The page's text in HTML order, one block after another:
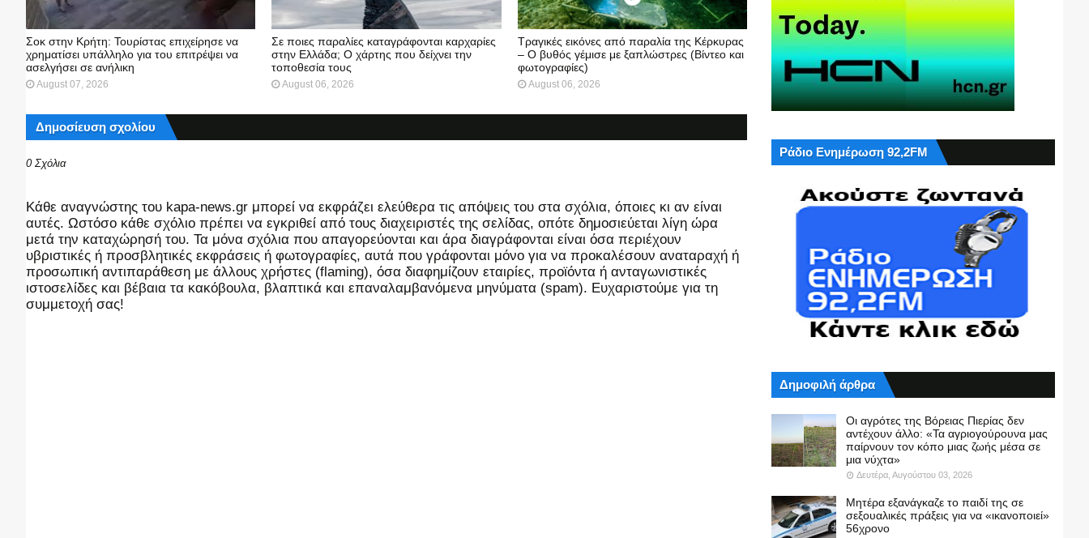
Σοκ στην Κρήτη: Τουρίστας επιχείρησε να
χρηματίσει υπάλληλο για του επιτρέψει να
ασελγήσει σε ανήλικη
August 07, 2026
Σε ποιες παραλίες καταγράφονται καρχαρίες
στην Ελλάδα; Ο χάρτης που δείχνει την
τοποθεσία τους
August 06, 2026
Τραγικές εικόνες από παραλία της Κέρκυρας
– Ο βυθός γέμισε με ξαπλώστρες (Βίντεο και
φωτογραφίες)
August 06, 2026
Δημοσίευση σχολίου
0 Σχόλια
Kάθε αναγνώστης του kapa-news.gr μπορεί να εκφράζει ελεύθερα τις απόψεις του στα σχόλια, όποιες κι αν είναι
αυτές. Ωστόσο κάθε σχόλιο πρέπει να εγκριθεί από τους διαχειριστές της σελίδας, οπότε δημοσιεύεται λίγη ώρα
μετά την καταχώρησή του. Τα μόνα σχόλια που απαγορεύονται και άρα διαγράφονται είναι όσα περιέχουν
υβριστικές ή προσβλητικές εκφράσεις ή φωτογραφίες, αυτά που γράφονται μόνο για να προκαλέσουν αναταραχή ή
προσωπική αντιπαράθεση με άλλους χρήστες (flaming), όσα διαφημίζουν εταιρίες, προϊόντα ή ανταγωνιστικές
ιστοσελίδες και βέβαια τα κακόβουλα, βλαπτικά και επαναλαμβανόμενα μηνύματα (spam). Ευχαριστούμε για τη
συμμετοχή σας!
Ράδιο Ενημέρωση 92,2FM
Δημοφιλή άρθρα
Οι αγρότες της Βόρειας Πιερίας δεν
αντέχουν άλλο: «Τα αγριογούρουνα μας
παίρνουν τον κόπο μιας ζωής μέσα σε
μια νύχτα»
Δευτέρα, Αυγούστου 03, 2026
Μητέρα εξανάγκαζε το παιδί της σε
σεξουαλικές πράξεις για να «ικανοποιεί»
56χρονο